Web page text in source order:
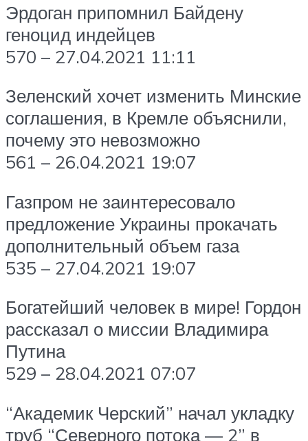
Эрдоган припомнил Байдену
геноцид индейцев
570 – 27.04.2021 11:11
Зеленский хочет изменить Минские
соглашения, в Кремле объяснили,
почему это невозможно
561 – 26.04.2021 19:07
Газпром не заинтересовало
предложение Украины прокачать
дополнительный объем газа
535 – 27.04.2021 19:07
Богатейший человек в мире! Гордон
рассказал о миссии Владимира
Путина
529 – 28.04.2021 07:07
“Академик Черский” начал укладку
труб “Северного потока — 2” в